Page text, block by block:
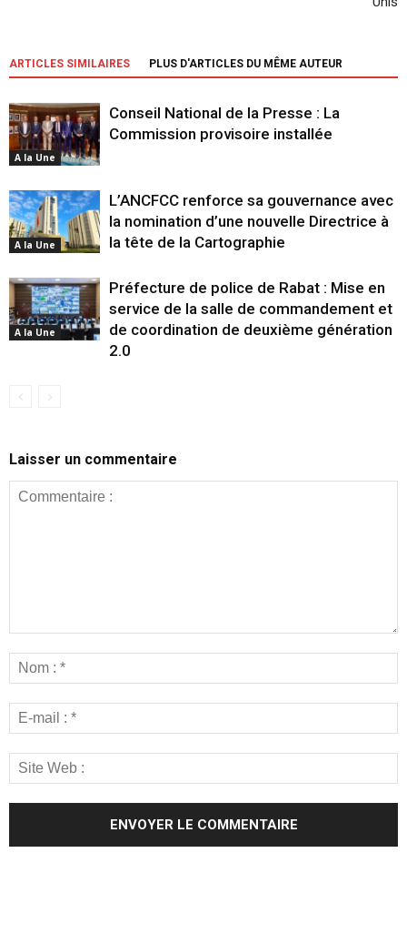
ARTICLES SIMILAIRES PLUS D'ARTICLES DU MÊME AUTEUR
A la Une
Conseil National de la Presse : La
Commission provisoire installée
A la Une
L’ANCFCC renforce sa gouvernance avec
la nomination d’une nouvelle Directrice à
la tête de la Cartographie
A la Une
Préfecture de police de Rabat : Mise en
service de la salle de commandement et
de coordination de deuxième génération
2.0
Laisser un commentaire